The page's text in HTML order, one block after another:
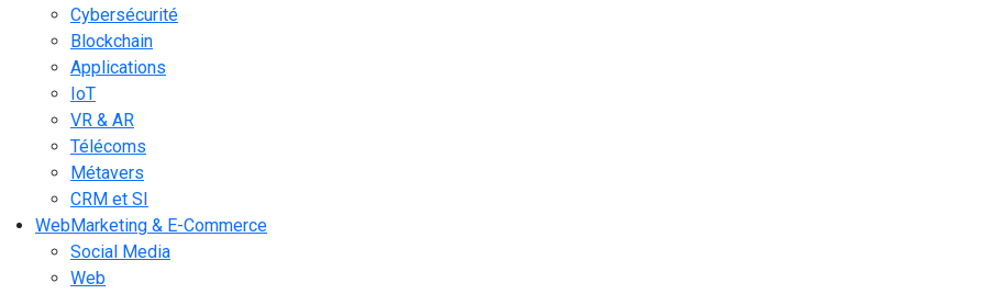
Cybersécurité
Blockchain
Applications
IoT
VR & AR
Télécoms
Métavers
CRM et SI
WebMarketing & E-Commerce
Social Media
Web